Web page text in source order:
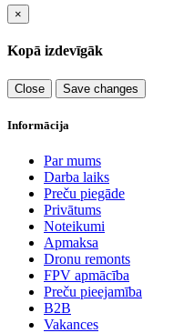
×
Kopā izdevīgāk
Close Save changes
Informācija
Par mums
Darba laiks
Preču piegāde
Privātums
Noteikumi
Apmaksa
Dronu remonts
FPV apmācība
Preču pieejamība
B2B
Vakances